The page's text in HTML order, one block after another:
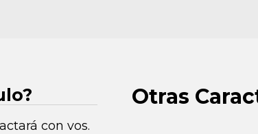
con vos.
Otras